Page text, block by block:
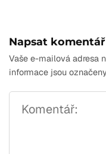
Napsat komentář
Vaše e-mailová adresa
informace jsou